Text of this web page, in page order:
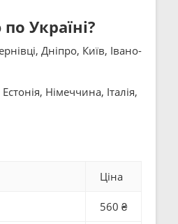
Україні?
Дніпро, Київ, Івано-
Німеччина, Італія,
Ціна
560 ₴